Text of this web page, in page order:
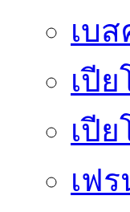
เบ
เปี
เปี
เฟ